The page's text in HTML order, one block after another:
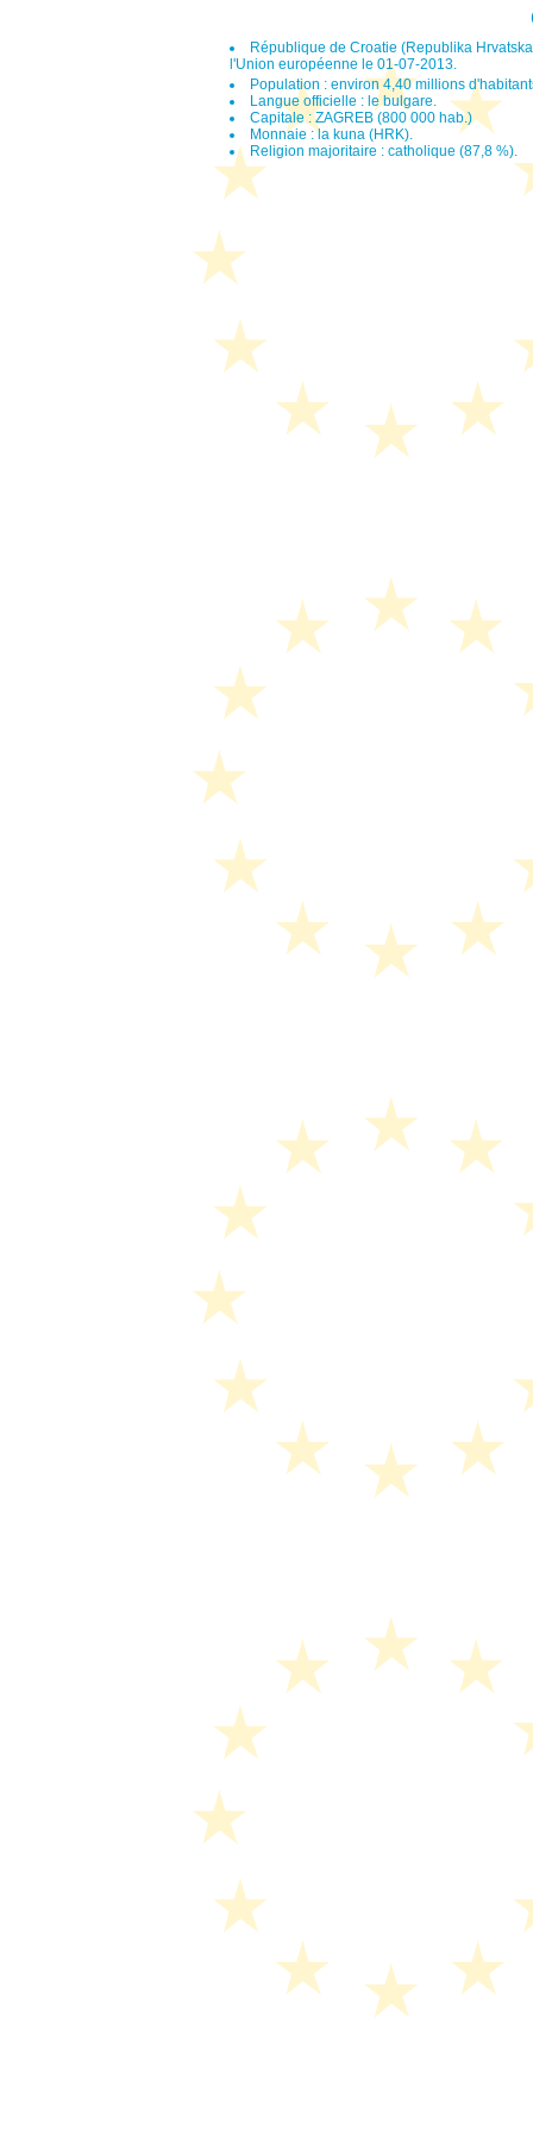
République de Croatie (Republika
l'Union européenne le 01-07-2013.
Population : environ 4,40 millions
Langue officielle : le bulgare.
Capitale : ZAGREB (800 000 hab.)
Monnaie : la kuna (HRK).
Religion majoritaire : catholique (87,8 %).